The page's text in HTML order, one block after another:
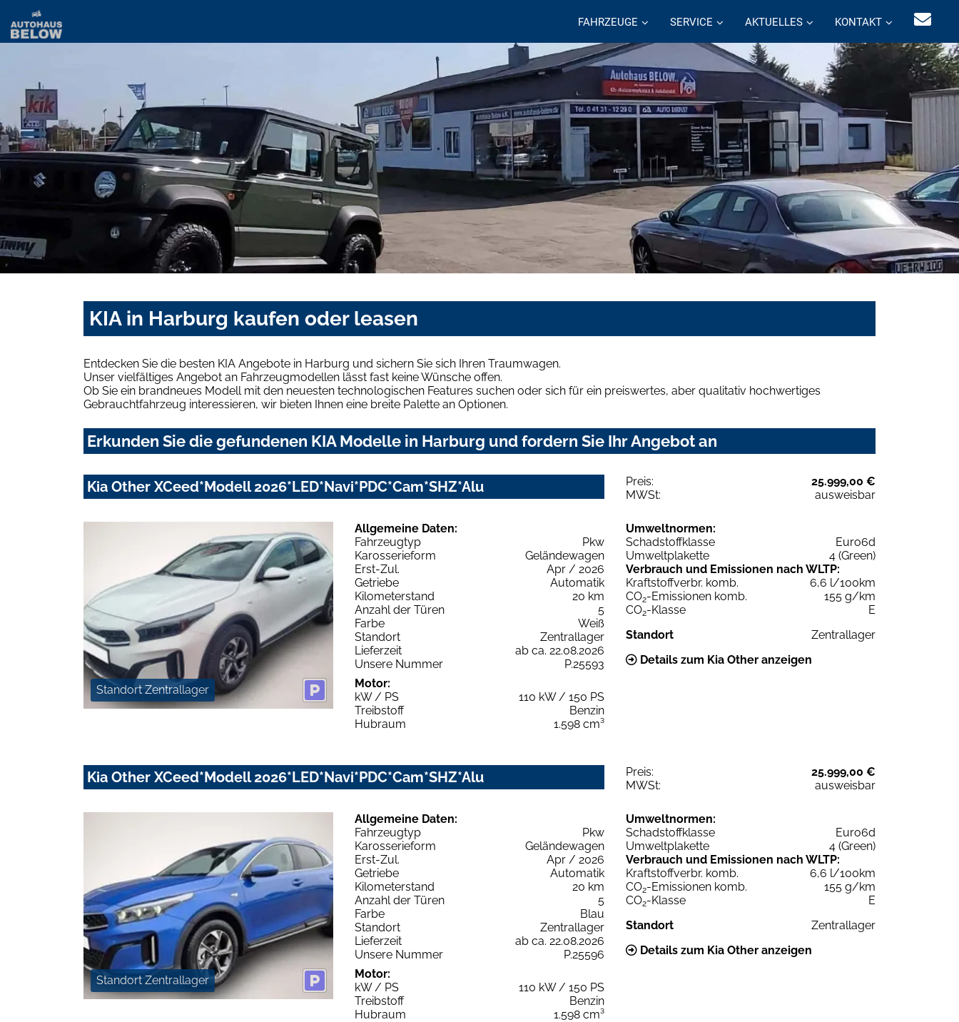
FAHRZEUGE SERVICE AKTUELLES KONTAKT
KIA in Harburg kaufen oder leasen
Entdecken Sie die besten KIA Angebote in Harburg und sichern Sie sich Ihren Traumwagen.
Unser vielfältiges Angebot an Fahrzeugmodellen lässt fast keine Wünsche offen.
Ob Sie ein brandneues Modell mit den neuesten technologischen Features suchen oder sich für ein preiswertes, aber qualitativ hochwertiges
Gebrauchtfahrzeug interessieren, wir bieten Ihnen eine breite Palette an Optionen.
Erkunden Sie die gefundenen KIA Modelle in Harburg und fordern Sie Ihr Angebot an
Kia Other XCeed*Modell 2026*LED*Navi*PDC*Cam*SHZ*Alu Preis:
25.999,00 €
MWSt:
ausweisbar
Standort Zentrallager
Allgemeine Daten:
Fahrzeugtyp
Pkw
Karosserieform
Geländewagen
Erst-Zul.
Apr / 2026
Getriebe
Automatik
Kilometerstand
20 km
Anzahl der Türen
5
Farbe
Weiß
Standort
Zentrallager
Lieferzeit
ab ca. 22.08.2026
Unsere Nummer
P.25593
Motor:
kW / PS
110 kW / 150 PS
Treibstoff
Benzin
Hubraum
1.598 cm³
Umweltnormen:
Schadstoffklasse
Euro6d
Umweltplakette
4 (Green)
Verbrauch und Emissionen nach WLTP:
Kraftstoffverbr. komb.
6,6 l/100km
CO2-Emissionen komb.
155 g/km
CO2-Klasse
E
Standort
Zentrallager
Details zum Kia Other anzeigen
Kia Other XCeed*Modell 2026*LED*Navi*PDC*Cam*SHZ*Alu Preis:
25.999,00 €
MWSt:
ausweisbar
Standort Zentrallager
Allgemeine Daten:
Fahrzeugtyp
Pkw
Karosserieform
Geländewagen
Erst-Zul.
Apr / 2026
Getriebe
Automatik
Kilometerstand
20 km
Anzahl der Türen
5
Farbe
Blau
Standort
Zentrallager
Lieferzeit
ab ca. 22.08.2026
Unsere Nummer
P.25596
Motor:
kW / PS
110 kW / 150 PS
Treibstoff
Benzin
Hubraum
1.598 cm³
Umweltnormen:
Schadstoffklasse
Euro6d
Umweltplakette
4 (Green)
Verbrauch und Emissionen nach WLTP:
Kraftstoffverbr. komb.
6,6 l/100km
CO2-Emissionen komb.
155 g/km
CO2-Klasse
E
Standort
Zentrallager
Details zum Kia Other anzeigen